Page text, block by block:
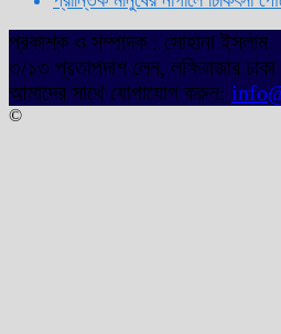
প্রকাশক ও সম্পাদক : সোহানা ইসলাম
৩/১৩ প্রতাপদাশ লেন, লক্ষিবাজার
আমাদের সাথে যোগাযোগ করুন:
©